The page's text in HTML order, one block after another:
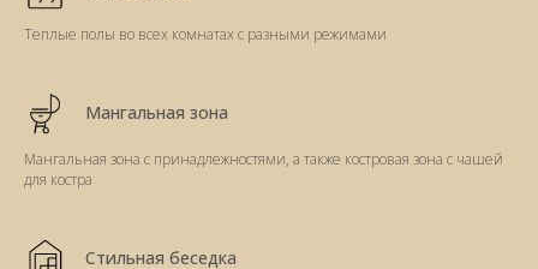
Теплые полы во всех комнатах с разными режимами
Мангальная зона
Мангальная зона с принадлежностями, а также костровая зона с чашей
для костра
Стильная беседка